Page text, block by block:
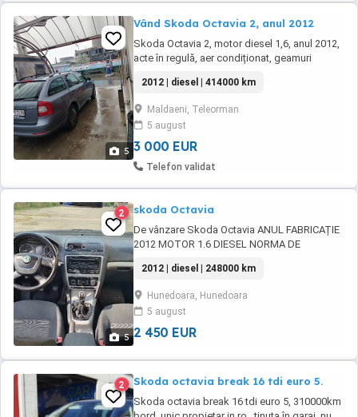
5
Vând Skoda Octavia 2, anul 2012
Skoda Octavia 2, motor diesel 1,6, anul 2012,
acte în regulă, aer condiționat, geamuri
bine, km 414000, etc merită văzută. 3000 euro
plus bonus anvelope de iarnă noi. Mai multe
detalii mă puteți contacta la nr de telefon .
2012 | diesel | 414000 km
Maldaeni, Teleorman
5 august
3 000 EUR
Telefon validat
5
2 skoda Octavia
De vânzare Skoda Octavia ANUL FABRICAȚIE
2012 MOTOR 1.6 DIESEL NORMA DE
economică și fiabilă ideală pentru oraș și
drumuri lungi . Dotări: Clima ac funcțională
Computer de bord Geamuri electrice fata
Oglinzi electrice încălzite Comenzi volan
Inchidere centralizata ...
2012 | diesel | 248000 km
Hunedoara, Hunedoara
5 august
2 450 EUR
2 Skoda octavia break 16 tdi euro 5.
Skoda octavia break 16 tdi euro 5, 310000km